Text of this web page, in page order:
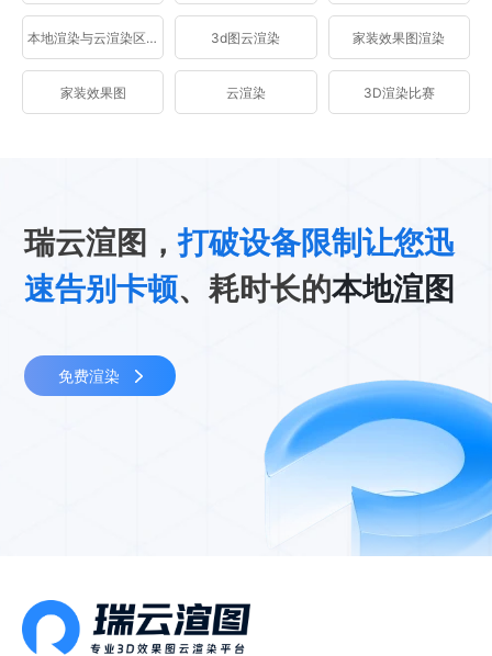
本地渲染与云渲染区别 3d图云渲染 家装效果图渲染
家装效果图 云渲染 3D渲染比赛
瑞云渲图，打破设备限制让您迅
速告别卡顿、耗时长的本地渲图
免费渲染